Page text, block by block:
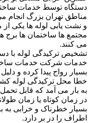
دستگاه توسط خدمات
مناطق تهران بزرگ انجام
و نشت یابی لوله ها یکی
مجتمع ها ساختمان ها
می کنند.
تشخیص ترکیدگی لوله با
خدمات شرکت خدمات
بسیار رواج پیدا کرده و
خطا محل ترکیدگی لوله
به بار می آمد که قابل
در زمان کوتاه یا زمان
بسیار خطرناک و خرابی
اطراف را در بر دارد.